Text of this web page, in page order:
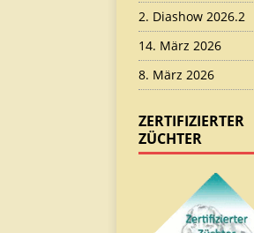
2. Diashow 2026.2
14. März 2026
8. März 2026
ZERTIFIZIERTER
ZÜCHTER